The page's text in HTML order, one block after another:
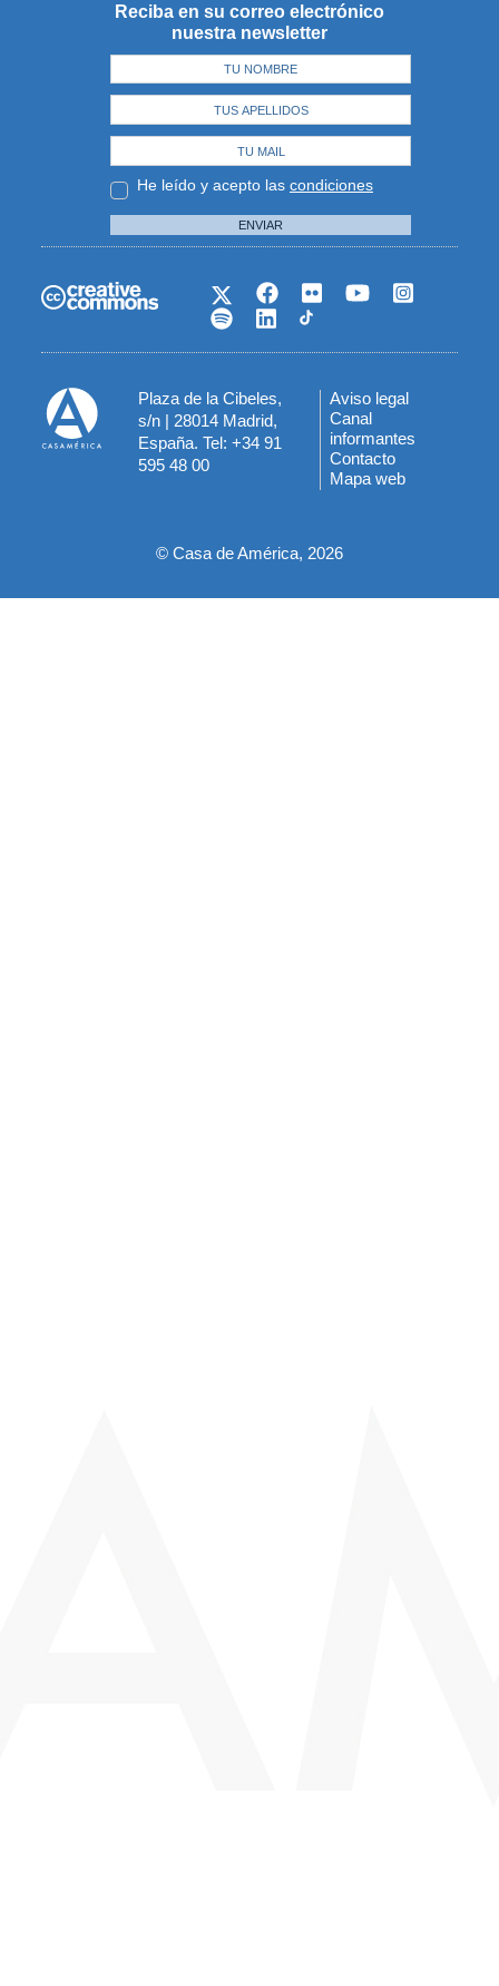
Reciba en su correo electrónico
nuestra newsletter
He leído y acepto las condiciones
ENVIAR
Plaza de la Cibeles,
s/n | 28014 Madrid,
España. Tel: +34 91
595 48 00
Menú
del
pie
Aviso legal
Canal
informantes
Contacto
Mapa web
© Casa de América, 2026